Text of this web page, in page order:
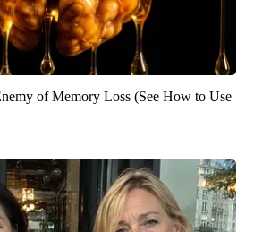
of Memory Loss (See How to Use